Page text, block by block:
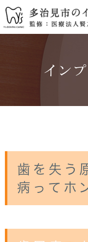
イン
歯を失う
病ってホ